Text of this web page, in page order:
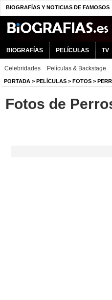
BIOGRAFÍAS Y NOTICIAS DE FAMOSOS
BIOGRAFÍAS PELÍCULAS TV
Celebridades Películas & Backstage
PORTADA > PELÍCULAS > FOTOS >
Fotos de